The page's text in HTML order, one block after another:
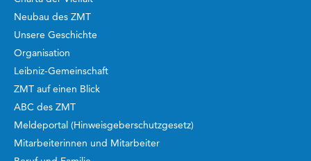
Neubau des ZMT
Unsere Geschichte
Organisation
Leibniz-Gemeinschaft
ZMT auf einen Blick
ABC des ZMT
Meldeportal (Hinweisgeberschutzgesetz)
Mitarbeiterinnen und Mitarbeiter